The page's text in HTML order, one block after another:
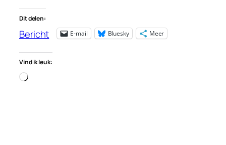
Dit delen:
Bericht E-mail Bluesky Meer
Vind ik leuk:
Aan